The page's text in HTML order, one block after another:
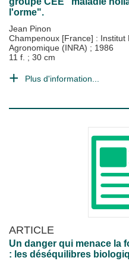
l'orme".
Jean Pinon
Champenoux [France] : Institut
Agronomique (INRA) ; 1986
11 f. ; 30 cm
Plus d'information...
ARTICLE
Un danger qui menace la
: les déséquilibres